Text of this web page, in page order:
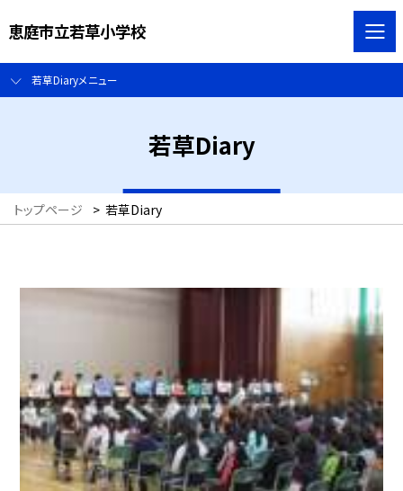
恵庭市立若草小学校
若草Diaryメニュー
若草Diary
トップページ > 若草Diary